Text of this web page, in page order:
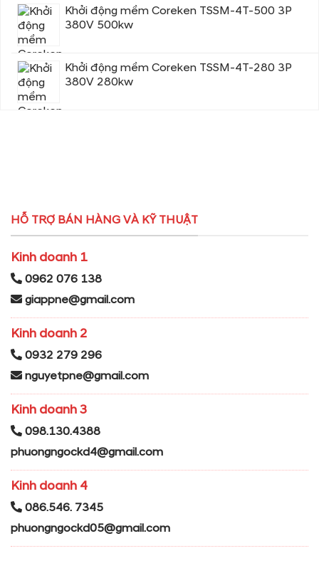
Khởi động mềm Coreken TSSM-4T-500 3P
380V 500kw
Khởi động mềm Coreken TSSM-4T-280 3P
380V 280kw
HỖ TRỢ BÁN HÀNG VÀ KỸ THUẬT
Kinh doanh 1
0962 076 138
giappne@gmail.com
Kinh doanh 2
0932 279 296
nguyetpne@gmail.com
Kinh doanh 3
098.130.4388
phuongngockd4@gmail.com
Kinh doanh 4
086.546. 7345
phuongngockd05@gmail.com